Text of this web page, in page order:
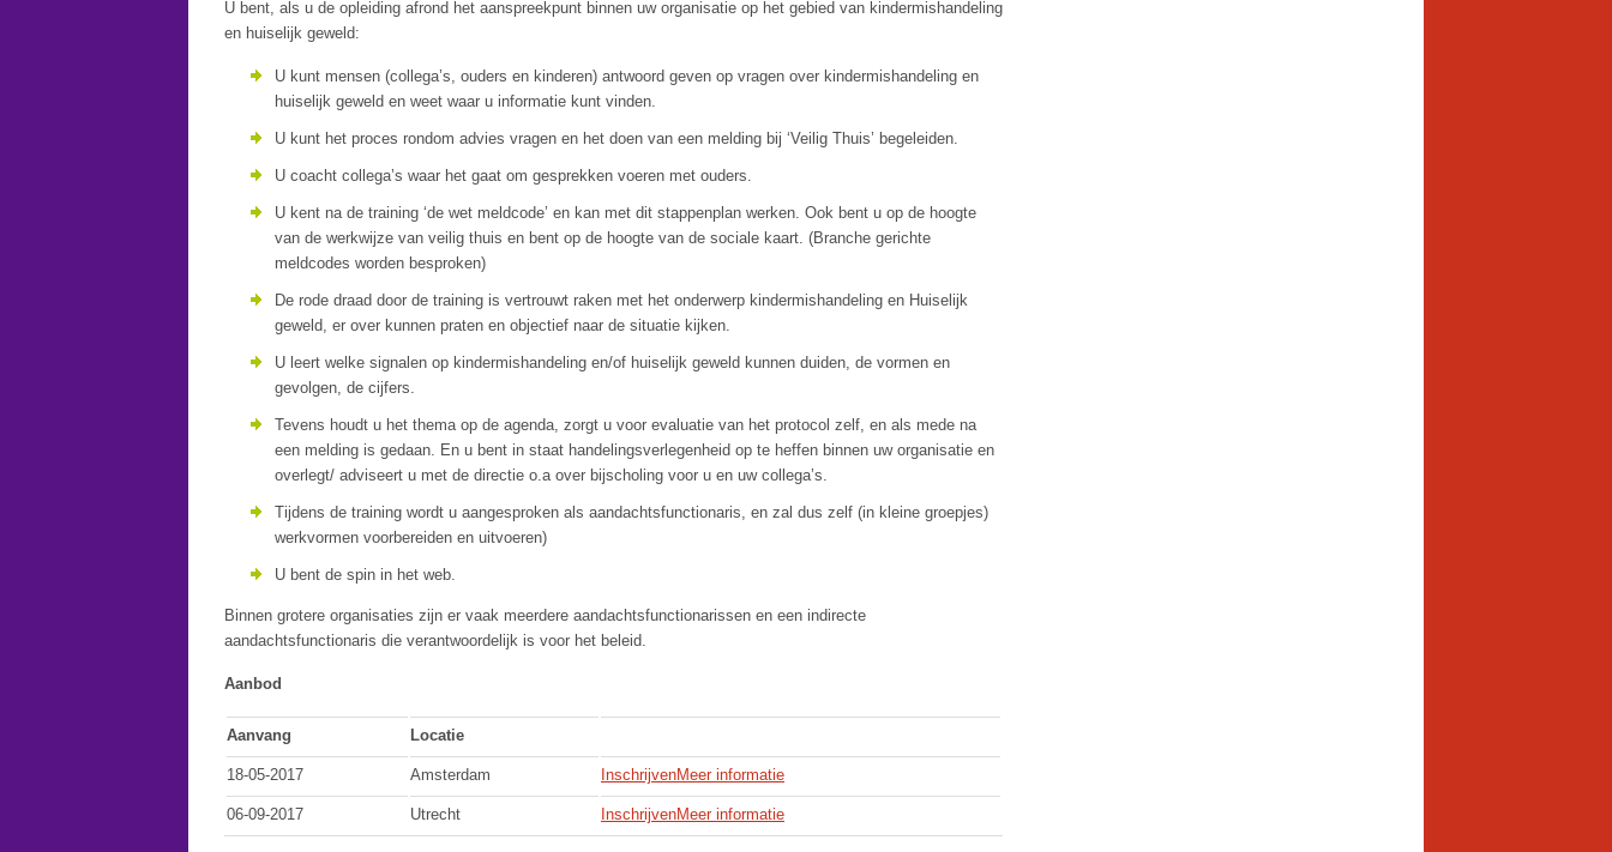
U bent, als u de opleiding afrond het aanspreekpunt binnen uw organisatie op het gebied van kindermishandeling
en huiselijk geweld:
U kunt mensen (collega’s, ouders en kinderen) antwoord geven op vragen over kindermishandeling en
huiselijk geweld en weet waar u informatie kunt vinden.
U kunt het proces rondom advies vragen en het doen van een melding bij ‘Veilig Thuis’ begeleiden.
U coacht collega’s waar het gaat om gesprekken voeren met ouders.
U kent na de training ‘de wet meldcode’ en kan met dit stappenplan werken. Ook bent u op de hoogte
van de werkwijze van veilig thuis en bent op de hoogte van de sociale kaart. (Branche gerichte
meldcodes worden besproken)
De rode draad door de training is vertrouwt raken met het onderwerp kindermishandeling en Huiselijk
geweld, er over kunnen praten en objectief naar de situatie kijken.
U leert welke signalen op kindermishandeling en/of huiselijk geweld kunnen duiden, de vormen en
gevolgen, de cijfers.
Tevens houdt u het thema op de agenda, zorgt u voor evaluatie van het protocol zelf, en als mede na
een melding is gedaan. En u bent in staat handelingsverlegenheid op te heffen binnen uw organisatie en
overlegt/ adviseert u met de directie o.a over bijscholing voor u en uw collega’s.
Tijdens de training wordt u aangesproken als aandachtsfunctionaris, en zal dus zelf (in kleine groepjes)
werkvormen voorbereiden en uitvoeren)
U bent de spin in het web.
Binnen grotere organisaties zijn er vaak meerdere aandachtsfunctionarissen en een indirecte
aandachtsfunctionaris die verantwoordelijk is voor het beleid.
Aanbod
Aanvang Locatie
18-05-2017 Amsterdam InschrijvenMeer informatie
06-09-2017 Utrecht InschrijvenMeer informatie